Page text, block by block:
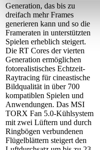
Generation, das bis zu
dreifach mehr Frames
generieren kann und so die
Frameraten in unterstützten
Spielen erheblich steigert.
Die RT Cores der vierten
Generation ermöglichen
fotorealistisches Echtzeit-
Raytracing für cineastische
Bildqualität in über 700
kompatiblen Spielen und
Anwendungen. Das MSI
TORX Fan 5.0-Kühlsystem
mit zwei Lüftern und durch
Ringbögen verbundenen
Flügelblättern steigert den